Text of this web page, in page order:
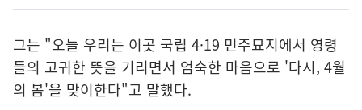
그는 "오늘 우리는 이곳 국립 4·19 민주묘지에서 영령
들의 고귀한 뜻을 기리면서 엄숙한 마음으로 '다시, 4월
의 봄'을 맞이한다"고 말했다.